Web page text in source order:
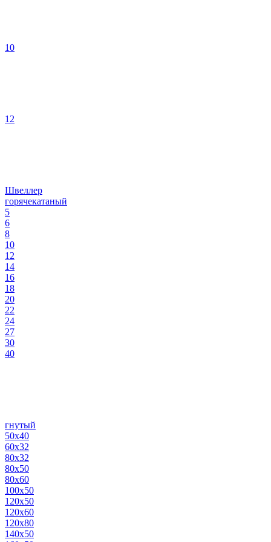
10
12
Швеллер
горячекатаный
5
6
8
10
12
14
16
18
20
22
24
27
30
40
гнутый
50х40
60х32
80х32
80х50
80х60
100х50
120х50
120х60
120х80
140х50